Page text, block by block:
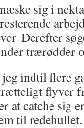
sig i
Derefter
trærødder
indtil flere
flyver
at catche sig
til